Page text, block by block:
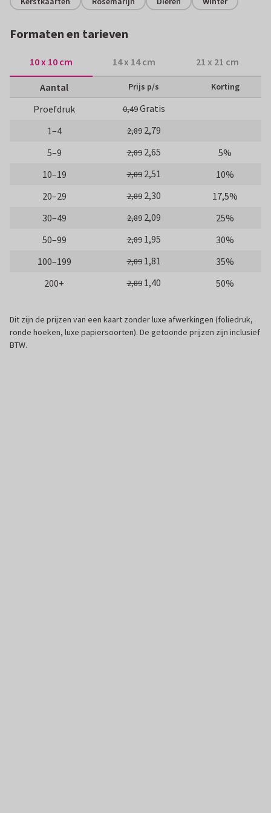
Formaten en tarieven
10 x 10 cm 14 x 14 cm 21 x 21 cm
Aantal Prijs p/s Korting
Proefdruk 0,49Gratis
1–4
2,89 2,79
5–9
2,89 2,65
5%
10–19
2,89 2,51
10%
20–29
2,89 2,30
17,5%
30–49
2,89 2,09
25%
50–99
2,89 1,95
30%
100–199
2,89 1,81
35%
200+
2,89 1,40 50%
Dit zijn de prijzen van een kaart zonder luxe afwerkingen (foliedruk,
ronde hoeken, luxe papiersoorten). De getoonde prijzen zijn inclusief
BTW.